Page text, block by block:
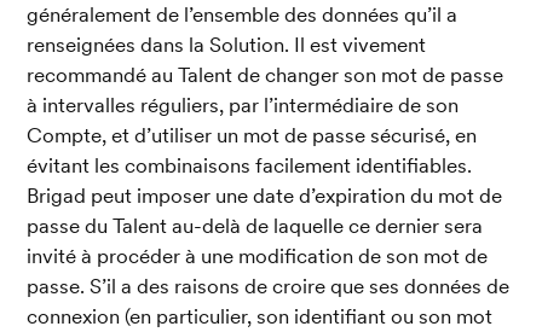
généralement de l’ensemble des données qu’il a
renseignées dans la Solution. Il est vivement
recommandé au Talent de changer son mot de passe
à intervalles réguliers, par l’intermédiaire de son
Compte, et d’utiliser un mot de passe sécurisé, en
évitant les combinaisons facilement identifiables.
Brigad peut imposer une date d’expiration du mot de
passe du Talent au-delà de laquelle ce dernier sera
invité à procéder à une modification de son mot de
passe. S’il a des raisons de croire que ses données de
connexion (en particulier, son identifiant ou son mot